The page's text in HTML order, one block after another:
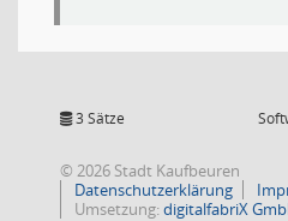
3 Sätze
© 2026 Stadt Kaufbeuren
Datenschutzerklärung
Umsetzung:digitalfabriX